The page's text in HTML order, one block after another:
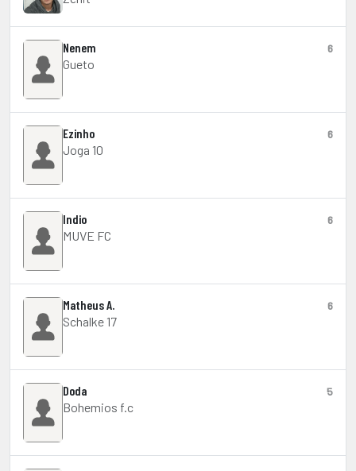
Nenem
Gueto
6
Ezinho
Joga 10
6
Indio
MUVE FC
6
Matheus A.
Schalke 17
6
Doda
Bohemios f.c
5